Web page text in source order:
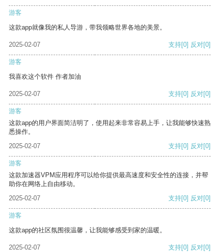
游客
这款app就像我的私人导游，带我领略世界各地的美景。
2025-02-07 支持[0] 反对[0]
游客
我喜欢这个软件 作者加油
2025-02-07 支持[0] 反对[0]
游客
这款app的用户界面简洁明了，使用起来非常容易上手，让我能够快速熟
悉操作。
2025-02-07
支持[0] 反对[0]
游客
这款加速器VPM应用程序可以给你提供最高速度和安全性的连接，并帮
助你在网络上自由移动。
2025-02-07
支持[0] 反对[0]
游客
这款app的社区氛围很温馨，让我能够感受到家的温暖。
2025-02-07 支持[0] 反对[0]